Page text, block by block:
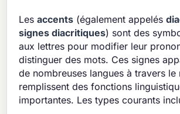
Lesaccents (également appelés
signes diacritiques) sont des
aux lettres pour modifier leur
distinguer des mots. Ces signes
de nombreuses langues à travers le
remplissent des fonctions
importantes. Les types courants